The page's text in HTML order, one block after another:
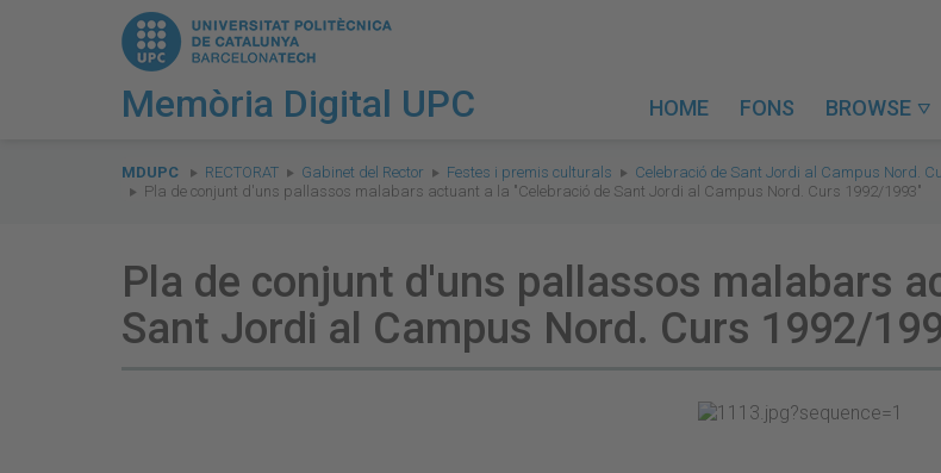
Memòria Digital UPC HOME FONS BROWSE 
are
here:
MDUPC RECTORAT Gabinet del Rector Festes i premis culturals
Celebració de Sant Jordi al Campus Nord.
Pla de conjunt d'uns pallassos malabars actuant a la "Celebració de Sant Jordi al Campus Nord. Curs 1992/1993"
Pla de conjunt d'uns pallassos malabars
Sant Jordi al Campus Nord. Curs 1992/